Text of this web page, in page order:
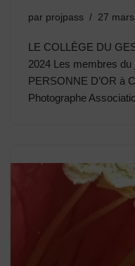
par projpass 27
LE COLLÈGE DU
2024 Les membres du
PERSONNE D’OR à
Photographe